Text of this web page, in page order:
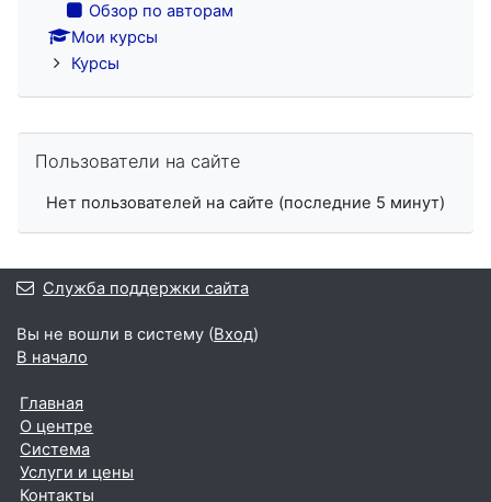
Обзор по авторам
Мои курсы
Курсы
Пользователи на сайте
Нет пользователей на сайте (последние 5 минут)
Служба поддержки сайта
Вы не вошли в систему (Вход)
В начало
Главная
О центре
Система
Услуги и цены
Контакты